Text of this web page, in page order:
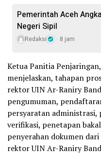
Pemerintah Aceh
Negeri Sipil
Redaksi 8 jam
Ketua Panitia
menjelaskan, tahapan
rektor UIN Ar-Raniry
pengumuman,
persyaratan administrasi,
verifikasi, penetapan
penyerahan dokumen
rektor UIN Ar-Raniry